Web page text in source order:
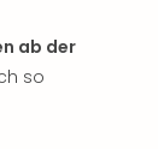
ab der
so